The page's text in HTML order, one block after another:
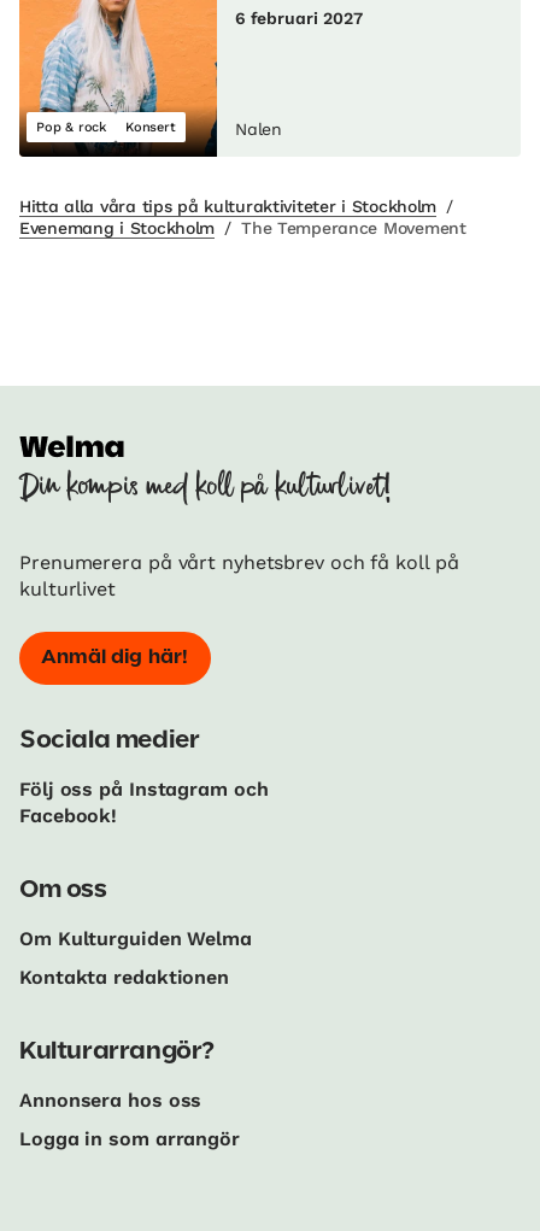
Pop & rock Konsert
6 februari 2027
Nalen
Hitta alla våra tips på kulturaktiviteter i Stockholm /
Evenemang i Stockholm / The Temperance Movement
Din kompis med koll på kulturlivet!
Prenumerera på vårt nyhetsbrev och få koll på
kulturlivet
Anmäl dig här!
Sociala medier
Följ oss på Instagram och
Facebook!
Om oss
Om Kulturguiden Welma
Kontakta redaktionen
Kulturarrangör?
Annonsera hos oss
Logga in som arrangör